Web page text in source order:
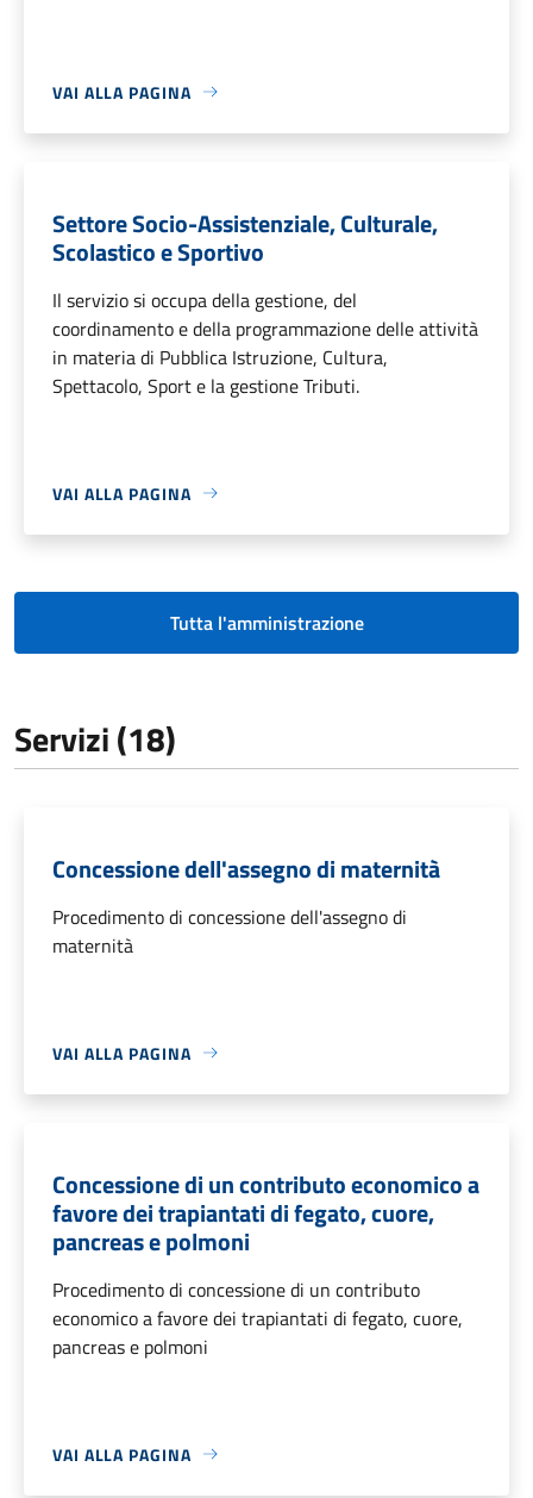
VAI ALLA PAGINA
Settore Socio-Assistenziale, Culturale,
Scolastico e Sportivo
Il servizio si occupa della gestione, del
coordinamento e della programmazione delle attività
in materia di Pubblica Istruzione, Cultura,
Spettacolo, Sport e la gestione Tributi.
VAI ALLA PAGINA
Tutta l'amministrazione
Servizi (18)
Concessione dell'assegno di maternità
Procedimento di concessione dell'assegno di
maternità
VAI ALLA PAGINA
Concessione di un contributo economico a
favore dei trapiantati di fegato, cuore,
pancreas e polmoni
Procedimento di concessione di un contributo
economico a favore dei trapiantati di fegato, cuore,
pancreas e polmoni
VAI ALLA PAGINA